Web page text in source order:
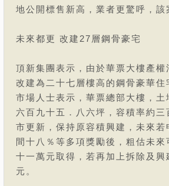
地公開標售新高，業者更驚呼，該
未來都更 改建27層鋼骨豪宅
頂新集團表示，由於華票大樓產
改建為二十七層樓高的鋼骨豪華住
市場人士表示，華票總部大樓，
六百九十五．八六坪，容積率約
市更新，保持原容積興建，未來
間十八％等多項獎勵後，粗估未
十一萬元取得，若再加上拆除及
元。